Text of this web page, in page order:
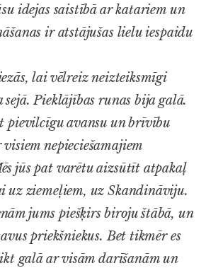
idejas saistībā ar katariem un
ir atstājušas lielu iespaidu
lai vēlreiz neizteiksmīgi
sejā. Pieklājības runas bija galā.
pievilcīgu avansu un brīvību
nepieciešamajiem
jūs pat varētu aizsūtīt atpakaļ
uz ziemeļiem, uz Skandināviju.
jums piešķirs biroju štābā, un
priekšniekus. Bet tikmēr es
galā ar visām darīšanām un